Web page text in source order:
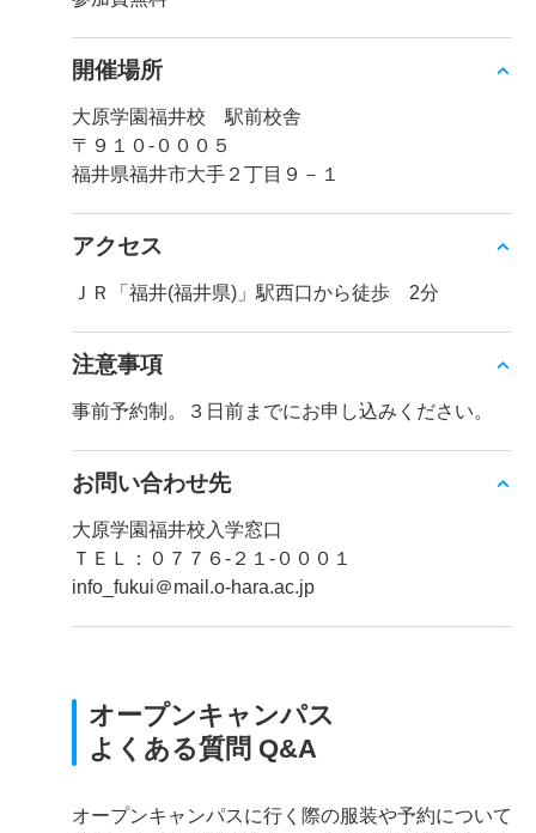
開催場所
大原学園福井校 駅前校舎
〒９１０-０００５
福井県福井市大手２丁目９－１
アクセス
ＪＲ「福井(福井県)」駅西口から徒歩 2分
注意事項
事前予約制。３日前までにお申し込みください。
お問い合わせ先
大原学園福井校入学窓口
ＴＥＬ：０７７６-２１-０００１
info_fukui＠mail.o-hara.ac.jp
オープンキャンパス
よくある質問 Q&A
オープンキャンパスに行く際の服装や予約について